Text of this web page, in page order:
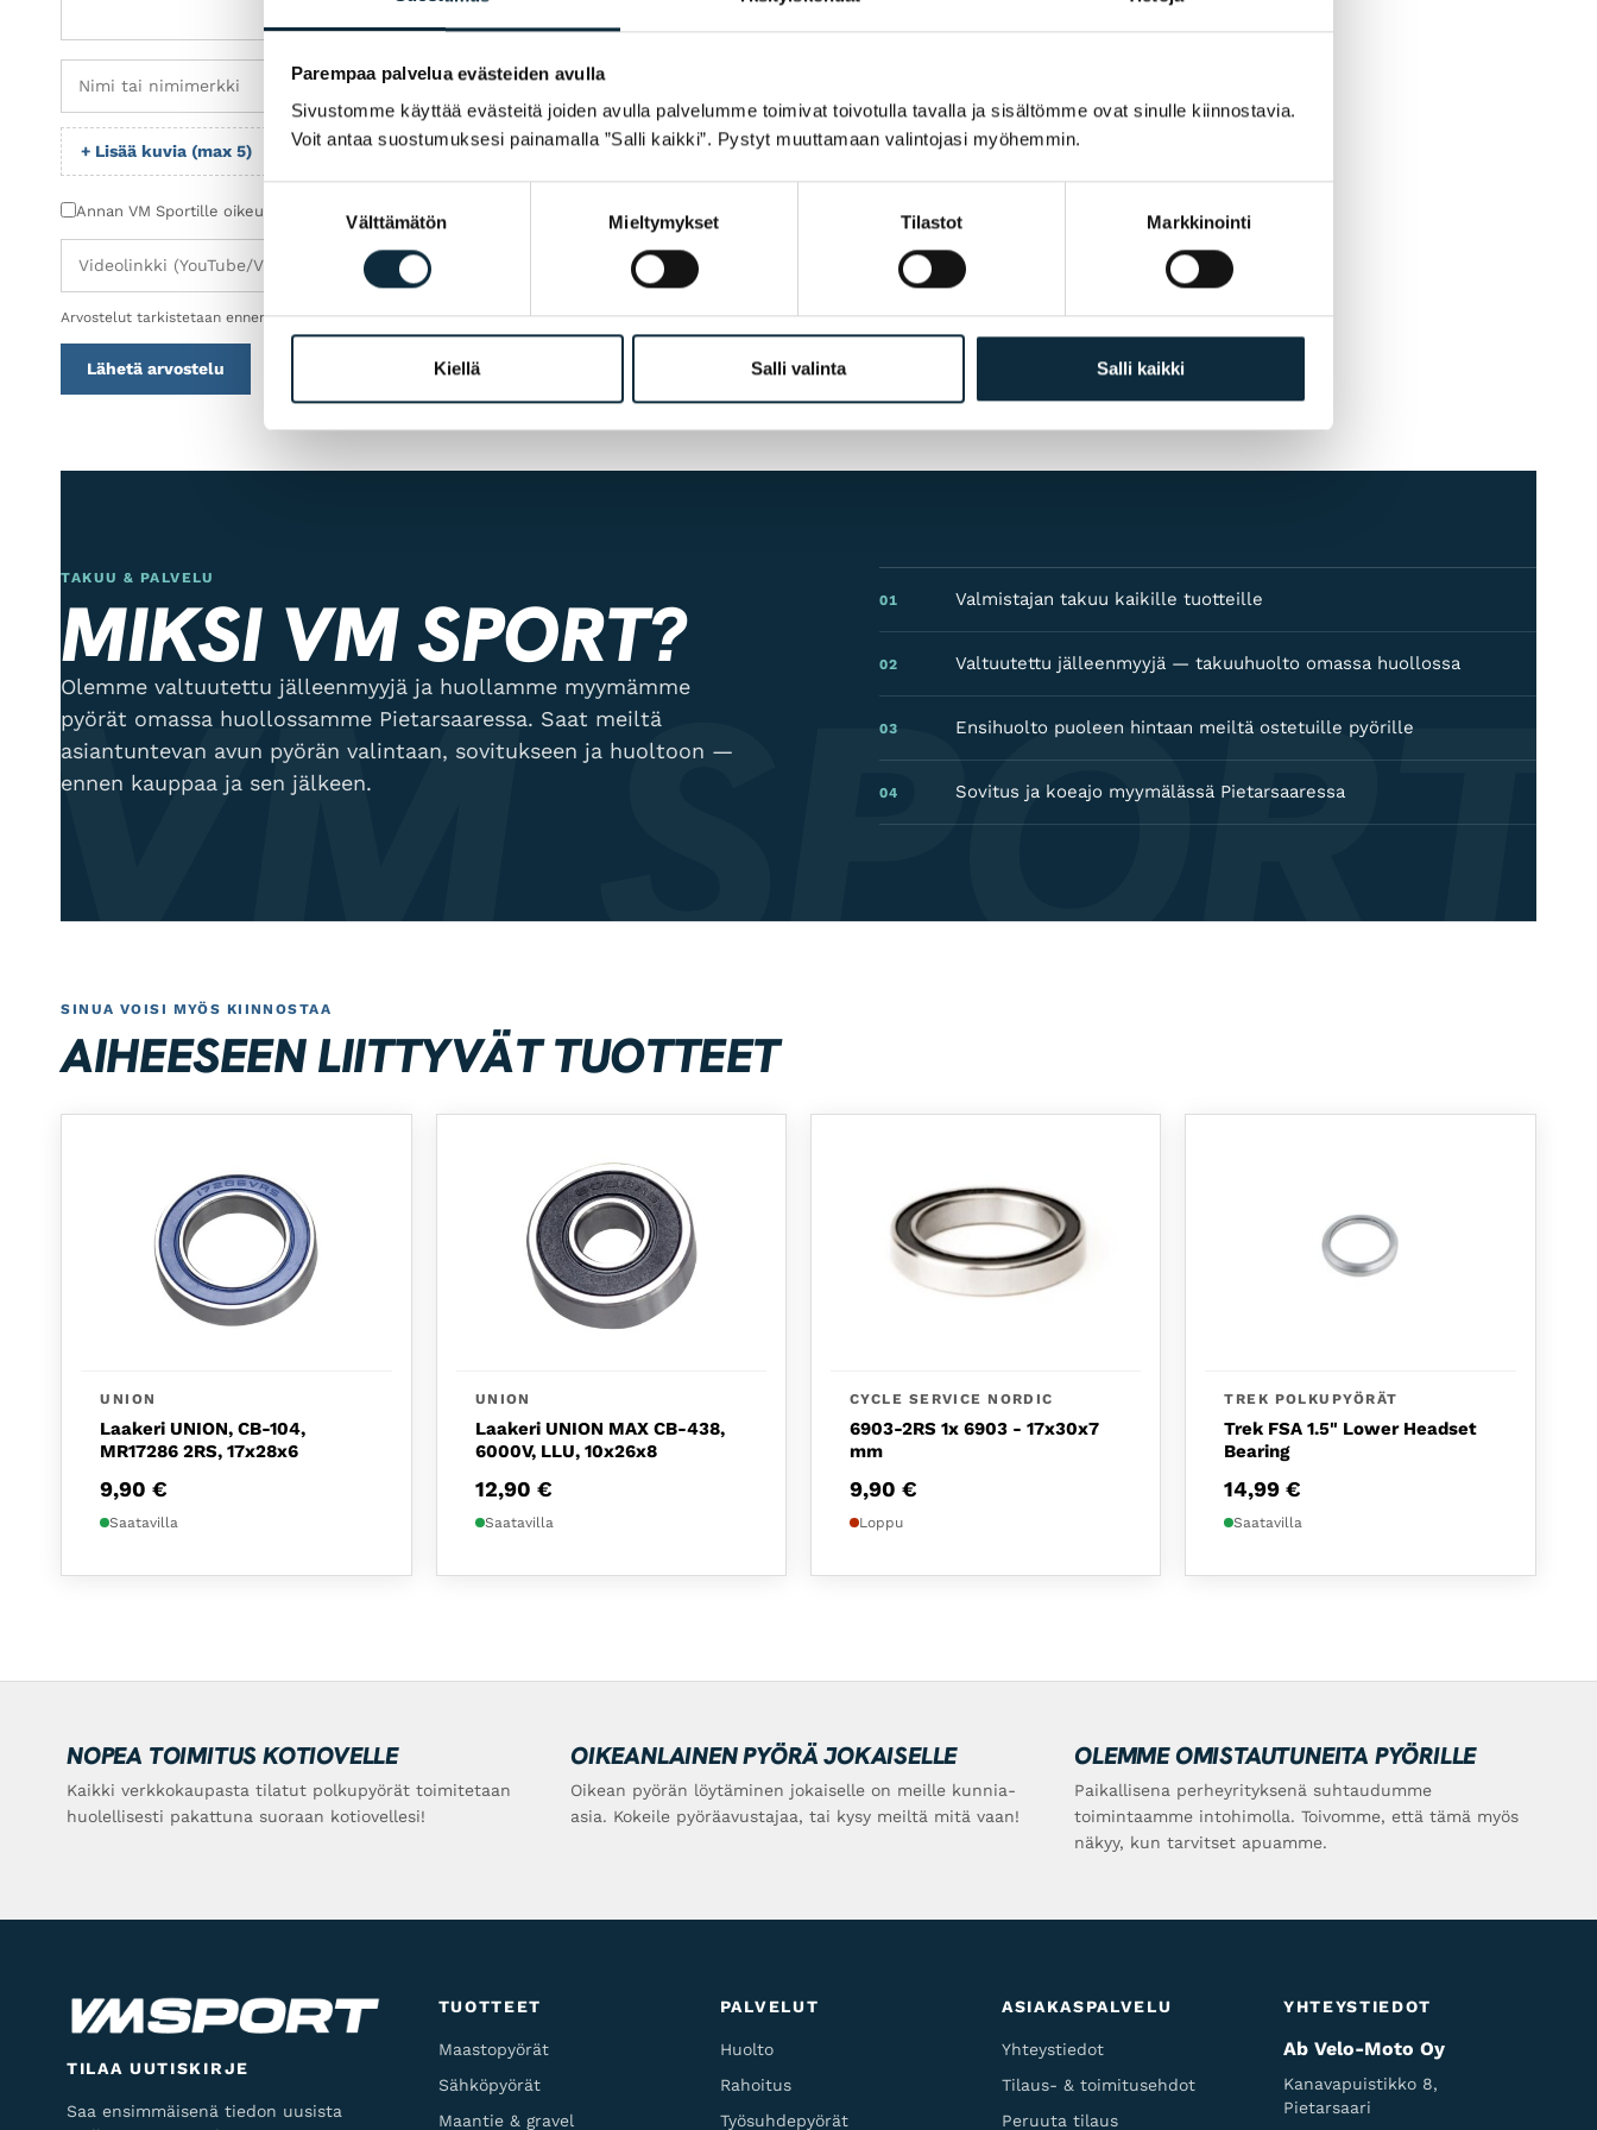
Parempaa palvelua evästeiden avulla
Sivustomme käyttää evästeitä joiden avulla palvelumme toimivat toivotulla tavalla ja sisältömme ovat sinulle kiinnostavia.
Voit antaa suostumuksesi painamalla ”Salli kaikki”. Pystyt muuttamaan valintojasi myöhemmin.
Välttämätön Mieltymykset Tilastot Markkinointi
Kiellä Salli valinta Salli kaikki
+ Lisää kuvia (max 5)
Annan VM Sportille oikeuden julkaista lähettämäni kuvat arvostelun yhteydessä.
Arvostelut tarkistetaan ennen julkaisua.
Lähetä arvostelu
VM SPORT
TAKUU & PALVELU
MIKSI VM SPORT?
Olemme valtuutettu jälleenmyyjä ja huollamme myymämme
pyörät omassa huollossamme Pietarsaaressa. Saat meiltä
asiantuntevan avun pyörän valintaan, sovitukseen ja huoltoon —
ennen kauppaa ja sen jälkeen.
01 Valmistajan takuu kaikille tuotteille
02 Valtuutettu jälleenmyyjä — takuuhuolto omassa huollossa
03 Ensihuolto puoleen hintaan meiltä ostetuille pyörille
04 Sovitus ja koeajo myymälässä Pietarsaaressa
SINUA VOISI MYÖS KIINNOSTAA
AIHEESEEN LIITTYVÄT TUOTTEET
UNION
Laakeri UNION, CB-104,
MR17286 2RS, 17x28x6
9,90€
Saatavilla
UNION
Laakeri UNION MAX CB-438,
6000V, LLU, 10x26x8
12,90 €
Saatavilla
CYCLE SERVICE NORDIC
6903-2RS 1x 6903 - 17x30x7
mm
9,90 €
Loppu
TREK POLKUPYÖRÄT
Trek FSA 1.5" Lower Headset
Bearing
14,99€
Saatavilla
NOPEA TOIMITUS KOTIOVELLE
Kaikki verkkokaupasta tilatut polkupyörät toimitetaan
huolellisesti pakattuna suoraan kotiovellesi!
OIKEANLAINEN PYÖRÄ JOKAISELLE
Oikean pyörän löytäminen jokaiselle on meille kunnia-
asia. Kokeile pyöräavustajaa, tai kysy meiltä mitä vaan!
OLEMME OMISTAUTUNEITA PYÖRILLE
Paikallisena perheyrityksenä suhtaudumme
toimintaamme intohimolla. Toivomme, että tämä myös
näkyy, kun tarvitset apuamme.
TILAA UUTISKIRJE
Saa ensimmäisenä tiedon uusista
TUOTTEET
Maastopyörät
Sähköpyörät
Maantie & gravel
PALVELUT
Huolto
Rahoitus
Työsuhdepyörät
ASIAKASPALVELU
Yhteystiedot
Tilaus- & toimitusehdot
Peruuta tilaus
YHTEYSTIEDOT
Ab Velo-Moto Oy
Kanavapuistikko 8,
Pietarsaari